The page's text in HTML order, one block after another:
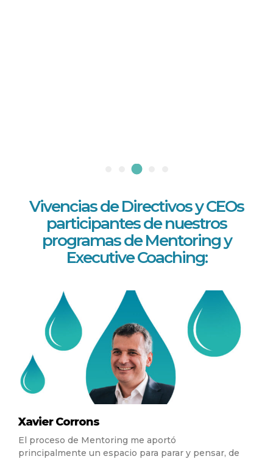
Vivencias de Directivos y CEOs
participantes de nuestros
programas de Mentoring y
Executive Coaching:
Xavier Corrons
El proceso de Mentoring me aportó
principalmente un espacio para parar y pensar, de